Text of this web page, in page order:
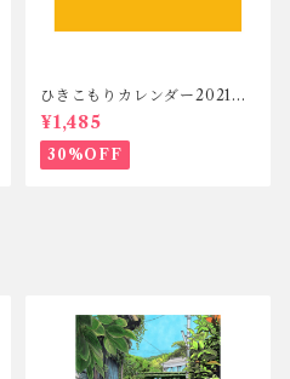
ひきこもりカレンダー2021セ
ット
¥1,485
30%OFF